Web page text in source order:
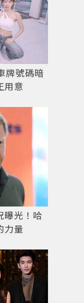
牌號碼暗
意
曝光！哈
力量